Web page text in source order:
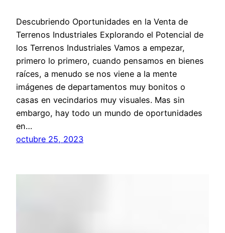
Descubriendo Oportunidades en la Venta de
Terrenos Industriales Explorando el Potencial de
los Terrenos Industriales Vamos a empezar,
primero lo primero, cuando pensamos en bienes
raíces, a menudo se nos viene a la mente
imágenes de departamentos muy bonitos o
casas en vecindarios muy visuales. Mas sin
embargo, hay todo un mundo de oportunidades
en…
octubre 25, 2023